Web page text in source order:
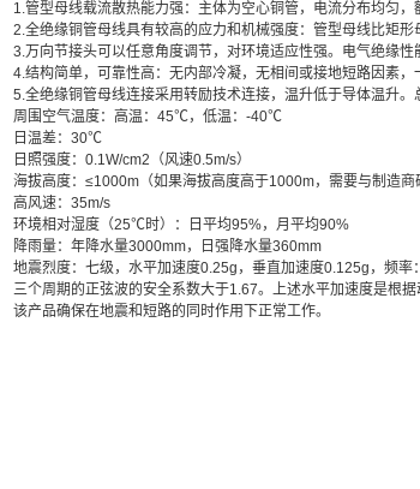
1.管型母线载流散热能力强：主体为空心铜管，电流分布均匀，
2.全绝缘铜管母线具有较高的应力和机械强度：管型母线比矩形
3.万向节接头可以任意角度调节，对环境适应性强。电气绝缘
4.结构简单，可靠性高：无内部冷凝，无相间或接地短路因素，
5.全绝缘铜管母线连接采用转励技术连接，温升低于导体温升
周围空气温度：高温：45℃，低温：-40℃
日温差：30℃
日照强度：0.1W/cm2（风速0.5m/s）
海拔高度：≤1000m（如果海拔高度高于1000m，需要与制造商
高风速：35m/s
环境相对湿度（25℃时）：日平均95%，月平均90%
降雨量：年降水量3000mm，日强降水量360mm
地震烈度：七级，水平加速度0.25g，垂直加速度0.125g，频率
三个周期的正弦波的安全系数大于1.67。上述水平加速度是根据
该产品确保在地震和短路的同时作用下正常工作。